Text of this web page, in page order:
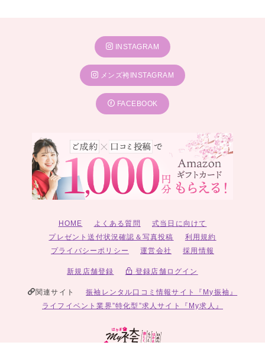
INSTAGRAM
メンズ袴INSTAGRAM
FACEBOOK
HOME よくある質問
式当日に向けて
プレゼント送付状況確認＆写真投稿
利用規約
プライバシーポリシー
運営会社 採用情報
新規店舗登録 登録店舗ログイン
関連サイト
振袖レンタル口コミ情報サイト『My振袖』
ライフイベント業界”特化型”求人サイト『My求人』